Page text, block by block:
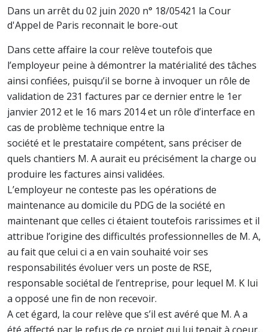
Dans un arrêt du 02 juin 2020 n° 18/05421 la Cour
d'Appel de Paris reconnait le bore-out
Dans cette affaire la cour relève toutefois que
l’employeur peine à démontrer la matérialité des tâches
ainsi confiées, puisqu’il se borne à invoquer un rôle de
validation de 231 factures par ce dernier entre le 1er
janvier 2012 et le 16 mars 2014 et un rôle d’interface en
cas de problème technique entre la
société et le prestataire compétent, sans préciser de
quels chantiers M. A aurait eu précisément la charge ou
produire les factures ainsi validées.
L’employeur ne conteste pas les opérations de
maintenance au domicile du PDG de la société en
maintenant que celles ci étaient toutefois rarissimes et il
attribue l’origine des difficultés professionnelles de M. A,
au fait que celui ci a en vain souhaité voir ses
responsabilités évoluer vers un poste de RSE,
responsable sociétal de l’entreprise, pour lequel M. K lui
a opposé une fin de non recevoir.
A cet égard, la cour relève que s’il est avéré que M. A a